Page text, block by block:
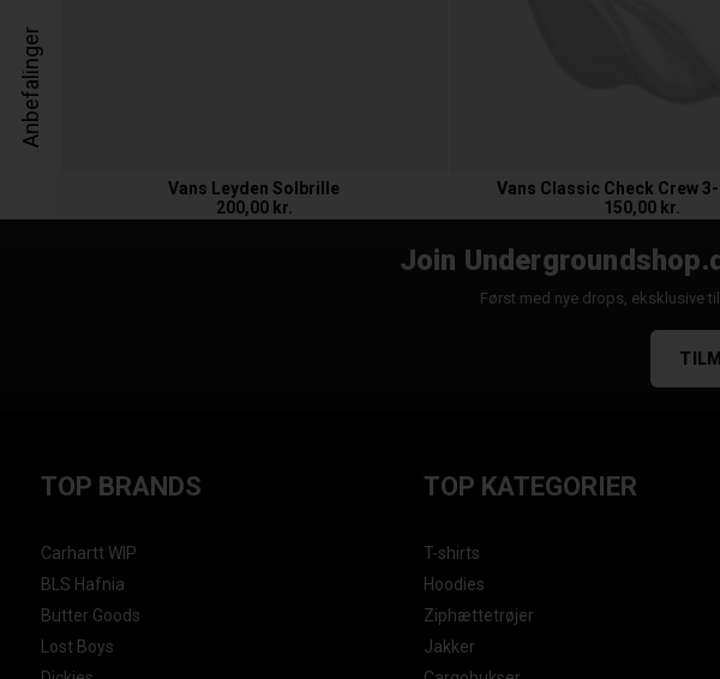
Anbefalinger
Vans Leyden Solbrille
200,00 kr.
Vans Classic Check Crew
150,00 kr.
Join
Først med nye drops, eksklusive
TOP BRANDS
Carhartt WIP
BLS Hafnia
Butter Goods
Lost Boys
TOP KATEGORIER
T-shirts
Hoodies
Ziphættetrøjer
Jakker